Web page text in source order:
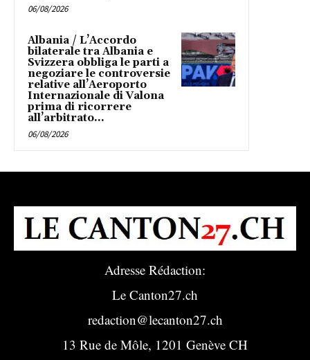
06/08/2026
Albania / L’Accordo
bilaterale tra Albania e
Svizzera obbliga le parti a
negoziare le controversie
relative all’Aeroporto
Internazionale di Valona
prima di ricorrere
all’arbitrato...
06/08/2026
Adresse Rédaction:
Le Canton27.ch
redaction@lecanton27.ch
13 Rue de Môle, 1201 Genève CH